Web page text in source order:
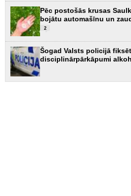
Pēc postošās krusas
bojātu automašīnu un
2
Šogad Valsts policijā
disciplinārpārkāpumi